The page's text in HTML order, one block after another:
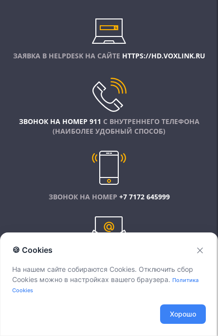
ЗАЯВКА В HELPDESK НА САЙТЕ HTTPS://HD.VOXLINK.RU
ЗВОНОК НА НОМЕР 911 С ВНУТРЕННЕГО ТЕЛЕФОНА
(НАИБОЛЕЕ УДОБНЫЙ СПОСОБ)
ЗВОНОК НА НОМЕР +7 7172 645999
Заявки по SLA, которые могут быть решены в
момент звонка, выполняются моментально.
На остальные обращения составляется заявка, клиенту
🍪 Cookies
На нашем сайте собираются Cookies. Отключить сбор
Cookies можно в настройках вашего браузера. Политика
Cookies
Хорошо